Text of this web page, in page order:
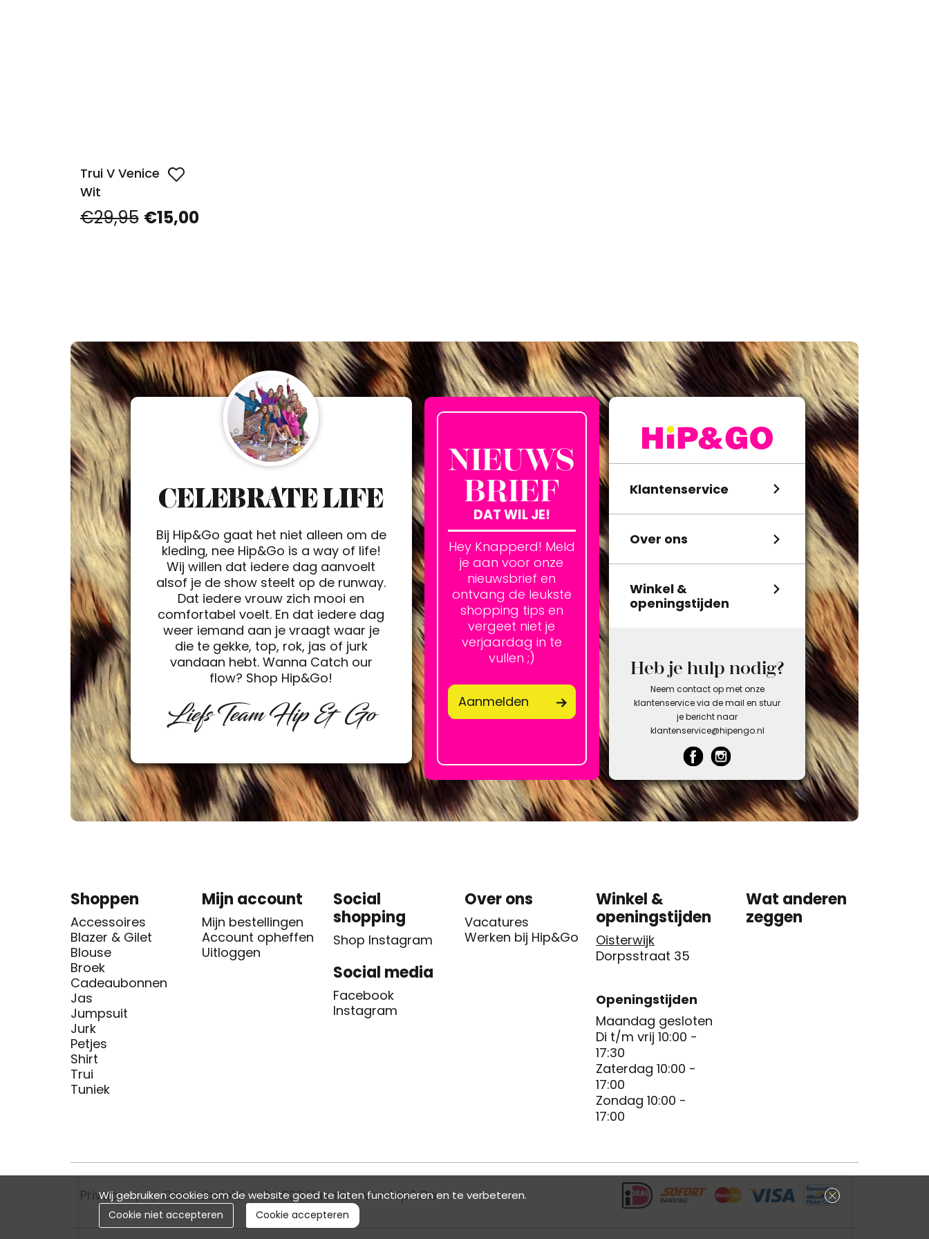
Trui V Venice
Wit
€29,95 €15,00
CELEBRATE LIFE
Bij Hip&Go gaat het niet alleen om de
kleding, nee Hip&Go is a way of life!
Wij willen dat iedere dag aanvoelt
alsof je de show steelt op de runway.
Dat iedere vrouw zich mooi en
comfortabel voelt. En dat iedere dag
weer iemand aan je vraagt waar je
die te gekke, top, rok, jas of jurk
vandaan hebt. Wanna Catch our
flow? Shop Hip&Go!
Liefs Team Hip & Go
NIEUWS
BRIEF
DAT WIL JE!
Hey Knapperd! Meld
je aan voor onze
nieuwsbrief en
ontvang de leukste
shopping tips en
vergeet niet je
verjaardag in te
vullen ;)
Aanmelden
Klantenservice
Over ons
Winkel &
openingstijden
Heb je hulp nodig?
Neem contact op met onze
klantenservice via de mail en stuur
je bericht naar
klantenservice@hipengo.nl
Shoppen
Accessoires
Blazer & Gilet
Blouse
Broek
Cadeaubonnen
Jas
Jumpsuit
Jurk
Petjes
Shirt
Trui
Tuniek
Mijn account
Mijn bestellingen
Account opheffen
Uitloggen
Social
shopping
Shop Instagram
Social media
Facebook
Instagram
Over ons
Vacatures
Werken bij Hip&Go
Winkel &
openingstijden
Oisterwijk
Dorpsstraat 35
Openingstijden
Maandag gesloten
Di t/m vrij 10:00 -
17:30
Zaterdag 10:00 -
17:00
Zondag 10:00 -
17:00
Wat anderen
zeggen
Privacy Cookiebeleid © 2026 Yasmine van Hip&Go
Wij gebruiken cookies om de website goed te laten functioneren en te verbeteren.